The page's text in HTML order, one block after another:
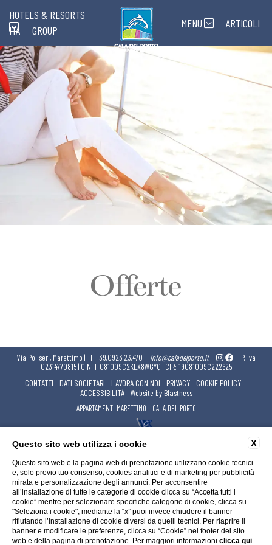
ITA GROUP
HOTELS & RESORTS
MENU ARTICOLI
Offerte
Via Poliseri, Marettimo | T +39.0923.23.470 | info@caladelporto.it| | P. Iva
02314770815 | CIN: IT081009C2KEX8WGYQ | CIR: 19081009C222625
CONTATTI
DATI SOCIETARI LAVORA CON NOI PRIVACY
COOKIE POLICY
ACCESSIBILITÀ
Website by Blastness
APPARTAMENTI MARETTIMO CALA DEL PORTO
X
Questo sito web utilizza i cookie
Questo sito web e la pagina web di prenotazione utilizzano cookie tecnici
e, solo previo tuo consenso, cookies analitici e di marketing per pubblicità
mirata e personalizzazione degli annunci. Per acconsentire
all’installazione di tutte le categorie di cookie clicca su “Accetta tutti i
cookie” mentre per selezionare specifiche categorie di cookie, clicca su
"Seleziona i cookie"; mediante la “x” puoi invece chiudere il banner
rifiutando l’installazione di cookie diversi da quelli tecnici. Per riaprire il
banner e modificare le preferenze, clicca su “Cookie” nel footer del sito
web e della pagina di prenotazione. Per maggiori informazioni clicca qui.